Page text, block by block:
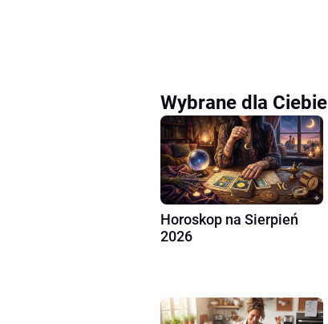
Wybrane dla Ciebie
Horoskop na Sierpień
2026